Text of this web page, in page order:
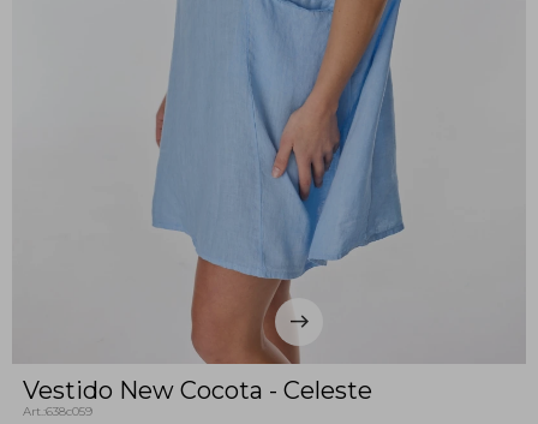
Vestido New Cocota - Celeste
638c059